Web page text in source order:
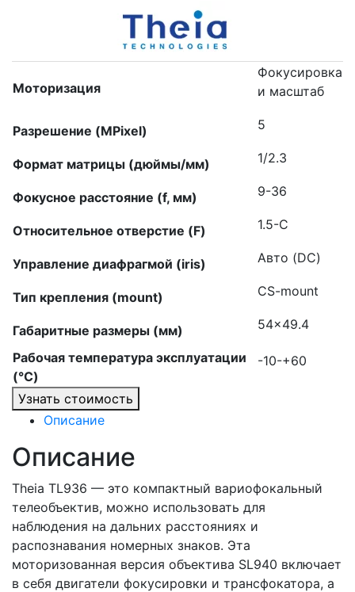
Моторизация
Фокусировка
и масштаб
Разрешение (MPixel) 5
Формат матрицы (дюймы/мм) 1/2.3
Фокусное расстояние (f, мм) 9-36
Относительное отверстие (F) 1.5-C
Управление диафрагмой (iris) Авто (DC)
Тип крепления (mount) CS-mount
Габаритные размеры (мм) 54×49.4
Рабочая температура эксплуатации
(°C)
-10-+60
Узнать стоимость
Описание
Описание
Theia TL936 — это компактный вариофокальный
телеобъектив, можно использовать для
наблюдения на дальних расстояниях и
распознавания номерных знаков. Эта
моторизованная версия объектива SL940 включает
в себя двигатели фокусировки и трансфокатора, а